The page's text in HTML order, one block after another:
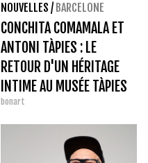
NOUVELLES / BARCELONE
CONCHITA COMAMALA ET
ANTONI TÀPIES : LE
RETOUR D'UN HÉRITAGE
INTIME AU MUSÉE TÀPIES
bonart